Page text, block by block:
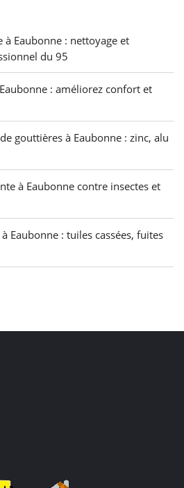
à Eaubonne : nettoyage et
du 95
: améliorez confort et
gouttières à Eaubonne : zinc, alu
à Eaubonne contre insectes et
Eaubonne : tuiles cassées, fuites